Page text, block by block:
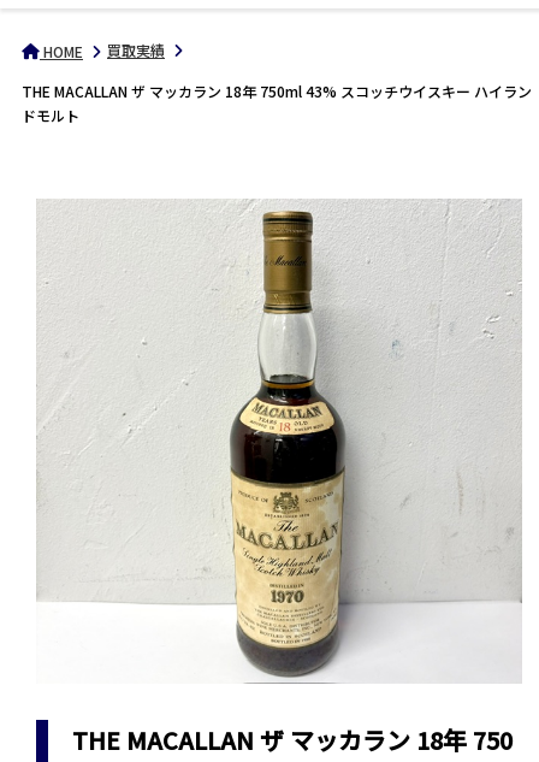
HOME
買取実績
THE MACALLAN ザ マッカラン 18年 750ml 43% スコッチウイスキー ハイラン
ドモルト
THE MACALLAN ザ マッカラン 18年 750